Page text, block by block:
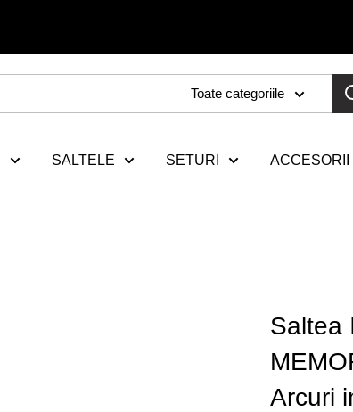
Toate categoriile
SALTELE SETURI ACCESORII
Saltea
Arcuri